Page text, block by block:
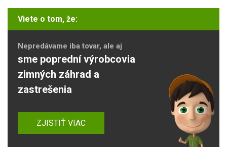
Viete o tom, že:
Nepredávame iba tovar, ale aj
sme poprední výrobcovia
zimných záhrad a
zastrešenia
ZJISTIŤ VIAC